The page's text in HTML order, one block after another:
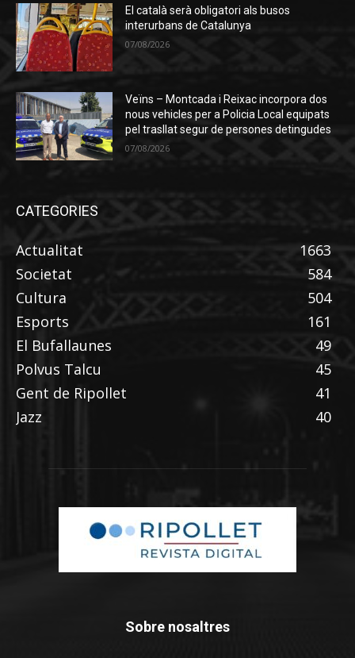
El català serà obligatori als busos
interurbans de Catalunya
07/08/2026
Veïns – Montcada i Reixac incorpora dos
nous vehicles per a Policia Local equipats
pel trasllat segur de persones detingudes
07/08/2026
CATEGORIES
Actualitat
1663
Societat
584
Cultura
504
Esports
161
El Bufallaunes
49
Polvus Talcu
45
Gent de Ripollet
41
Jazz
40
Sobre nosaltres